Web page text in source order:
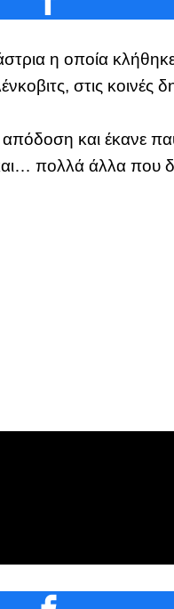
η οποία
στις
και έκανε
πολλά άλλα που